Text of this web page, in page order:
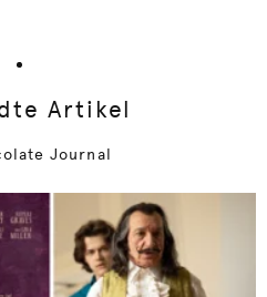
Artikel
Journal